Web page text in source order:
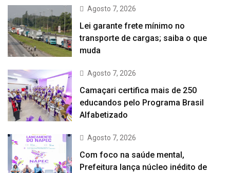
Agosto 7, 2026
Lei garante frete mínimo no
transporte de cargas; saiba o que
muda
Agosto 7, 2026
Camaçari certifica mais de 250
educandos pelo Programa Brasil
Alfabetizado
Agosto 7, 2026
Com foco na saúde mental,
Prefeitura lança núcleo inédito de